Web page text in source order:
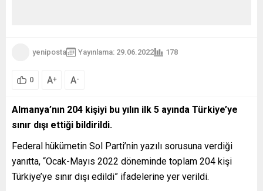
yeniposta Yayınlama: 29.06.2022 178
0 A+ A-
Almanya’nın 204 kişiyi bu yılın ilk 5 ayında Türkiye’ye
sınır dışı ettiği bildirildi.
Federal hükümetin Sol Parti’nin yazılı sorusuna verdiği
yanıtta, “Ocak-Mayıs 2022 döneminde toplam 204 kişi
Türkiye’ye sınır dışı edildi” ifadelerine yer verildi.